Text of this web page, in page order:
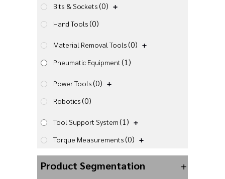
Bits & Sockets(0)
Hand Tools(0)
Material Removal Tools(0)
Pneumatic Equipment(1)
Power Tools(0)
Robotics(0)
Tool Support System(1)
Torque Measurements(0)
Product Segmentation +